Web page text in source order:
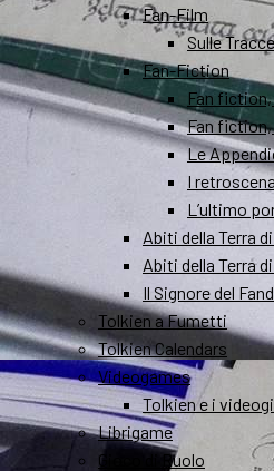
Fan-Film
Sulle
Fan-Fiction
Fan fiction,
Fan fiction,
Le
I
L’ultimo
Abiti della Terra
Abiti della Terra
Il Signore del
Tolkien a Fumetti
Tolkien Calendars
Videogames
Tolkien e i
Librigame
Gioco di Ruolo